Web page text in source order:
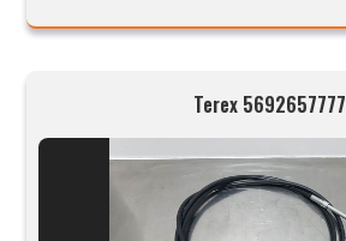
Terex 5692657777